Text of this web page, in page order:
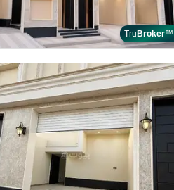
TruBroker™